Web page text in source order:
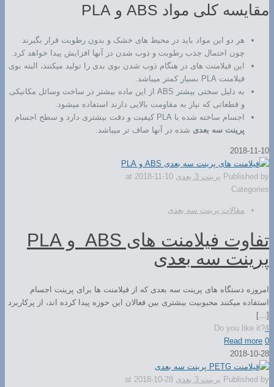
مقایسه کلی مواد ABS و PLA
هر دو این مواد باید در محیط های خشک و بدون رطوبت قرار بگیرند
چون احتمال جذب رطوبت و ذوب شدن در آنها افزایش پیدا خواهد کرد.
این فیلامنت های در هنگام ذوب شدن بوی بدی را تولید میکنند، البته بوی
فیلامنت PLA بسیار کمتر میباشد.
به دلیل سختی بیشتر ABS از این ماده بیشتر در ساخت وسائل مکانیکی
و قطعاتی که نیاز به مقاومت بالایی دارند استفاده میشود.
اجسام ساخته شده با PLA کیفیت و دقت بیشتری دارد و سطح اجسام
پرینت سه بعدی شده در آنها صاف تر میباشد.
2018-11-10
Published by پرینت 3 بعدی at 2018-11-10
Categories
مقالات پرینت سه بعدی
تفاوت فیلامنت های ABS و PLA
پرینت سه بعدی
امروزه دستگاه های پرینت سه بعدی که از فیلامنت ها برای پرینت اجسام
استفاده میکنند محبوبیت بیشتری بین فعالان این حوزه پیدا کرده اند، از پرکاربرد
[…]
Do you like it?4
0
Read more
2018-10-28
Published by پرینت 3 بعدی at 2018-10-28